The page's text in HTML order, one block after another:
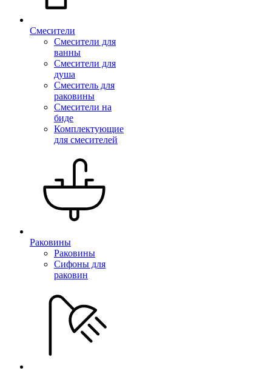
Смесители
Смесители для
ванны
Смесители для
душа
Смеситель для
раковины
Смесители на
биде
Комплектующие
для смесителей
Раковины
Раковины
Сифоны для
раковин